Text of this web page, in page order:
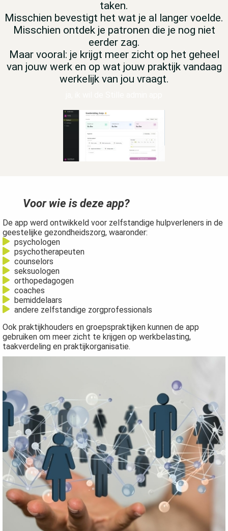
taken.
Misschien bevestigt het wat je al langer voelde.
Misschien ontdek je patronen die je nog niet
eerder zag.
Maar vooral: je krijgt meer zicht op het geheel
van jouw werk en op wat jouw praktijk vandaag
werkelijk van jou vraagt.
Voor wie is deze app?
De app werd ontwikkeld voor zelfstandige hulpverleners in de
geestelijke gezondheidszorg, waaronder:
psychologen
psychotherapeuten
counselors
seksuologen
orthopedagogen
coaches
bemiddelaars
andere zelfstandige zorgprofessionals
Ook praktijkhouders en groepspraktijken kunnen de app
gebruiken om meer zicht te krijgen op werkbelasting,
taakverdeling en praktijkorganisatie.